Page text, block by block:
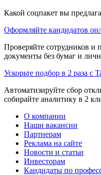
Какой соцпакет вы
Оформляйте кандидатов
Проверяйте сотрудников и
документы без бумаг и
Ускорьте подбор в 2 раза с
Автоматизируйте сбор
собирайте аналитику в 2
О компании
Наши вакансии
Партнерам
Реклама на сайте
Новости и статьи
Инвесторам
Кандидаты по